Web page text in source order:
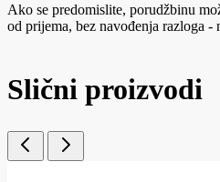
Ako se predomislite, porudžbinu
od prijema, bez navođenja razloga -
Slični proizvodi